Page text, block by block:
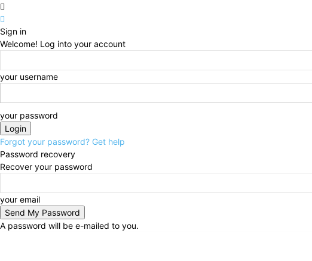
Sign in
Welcome! Log into your account
your username
your password
Forgot your password? Get help
Password recovery
Recover your password
your email
A password will be e-mailed to you.